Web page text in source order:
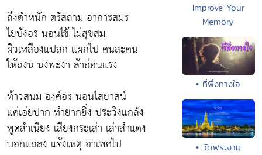
ถึงตำหนัก ตรัสถาม อาการสมร
ไยบังอร นอนไข้ ไม่สุขสม
ผิวเหลืองแปลก แผกไป คนละคน
ให้ฉงน นงพะงา ล้าอ่อนแรง
ท้าวสนม องค์อร นอนไสยาสน์
แค่เอ่ยปาก ทำยากยิ่ง ประวิงแกล้ง
พูดสำเนียง เสียงกระเส่า เล่าสำแดง
บอกแถลง แจ้งเหตุ อาเพศไป
Improve Your
Memory
• ที่พึ่งทางใจ
• วัดพระงาม